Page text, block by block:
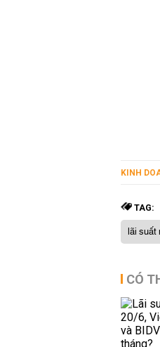
KINH
TAG:
lãi suất
CÓ